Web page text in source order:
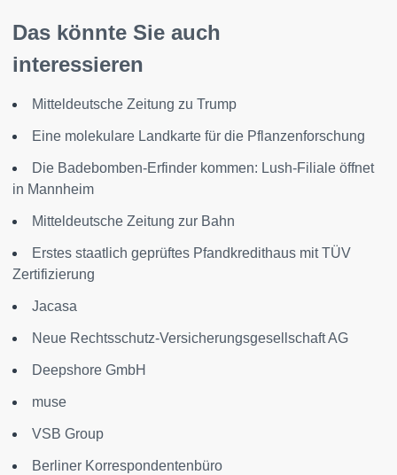
Das könnte Sie auch
interessieren
Mitteldeutsche Zeitung zu Trump
Eine molekulare Landkarte für die Pflanzenforschung
Die Badebomben-Erfinder kommen: Lush-Filiale öffnet
in Mannheim
Mitteldeutsche Zeitung zur Bahn
Erstes staatlich geprüftes Pfandkredithaus mit TÜV
Zertifizierung
Jacasa
Neue Rechtsschutz-Versicherungsgesellschaft AG
Deepshore GmbH
muse
VSB Group
Berliner Korrespondentenbüro